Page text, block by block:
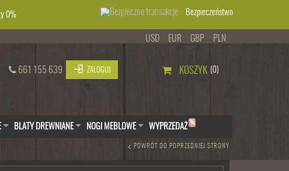
0% Bezpieczeństwo
USD EUR GBP PLN
661 155 639 ZALOGUJ KOSZYK (0)
BLATY DREWNIANE NOGI MEBLOWE WYPRZEDAŻ %
POWRÓT DO POPRZEDNIEJ STRONY